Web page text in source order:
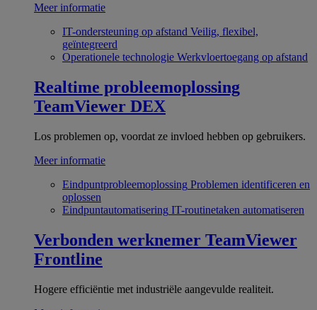
Meer informatie
IT-ondersteuning op afstand Veilig, flexibel,
geïntegreerd
Operationele technologie Werkvloertoegang op afstand
Realtime probleemoplossing
TeamViewer DEX
Los problemen op, voordat ze invloed hebben op gebruikers.
Meer informatie
Eindpuntprobleemoplossing Problemen identificeren en
oplossen
Eindpuntautomatisering IT-routinetaken automatiseren
Verbonden werknemer TeamViewer
Frontline
Hogere efficiëntie met industriële aangevulde realiteit.